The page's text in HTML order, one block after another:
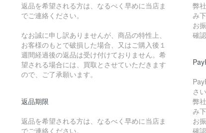
返品を希望される方は、なるべく早めに当店ま
でご連絡ください。
なお誠に申し訳ありませんが、商品の特性上、
お客様のもとで破損した場合、又はご購入後１
週間経過後の返品は受け付けておりません。希
望される場合には、買取とさせていただきます
ので、ご了承願います。
返品期限
返品を希望される方は、なるべく早めに当店ま
でご連絡ください。
弊
み
お
確
さい
弊
み
お
確